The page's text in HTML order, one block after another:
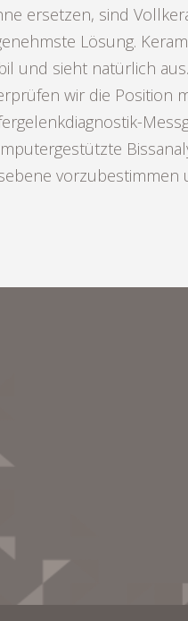
ersetzen, sind
Lösung.
und sieht natürlich
wir die Position
vorzubestimmen
In Zusammenarbeit